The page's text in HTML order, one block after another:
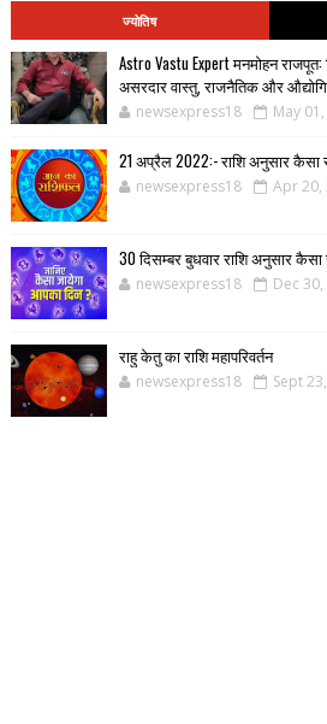
ज्योतिष
Astro Vastu Expert मनमोहन
असरदार वास्तु, राजनैतिक और
newsexpress18 May
21 अप्रैल 2022:- राशि अनुसार
newsexpress18 Apr 20,
30 दिसम्बर बुधवार राशि अनुसार
newsexpress18 Dec
राहु केतु का राशि महापरिवर्तन
newsexpress18 Sept